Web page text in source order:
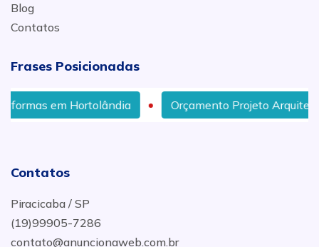
Blog
Contatos
Frases Posicionadas
Hortolândia Orçamento Projeto Arquitetônico
Contatos
Piracicaba / SP
(19)99905-7286
contato@anuncionaweb.com.br